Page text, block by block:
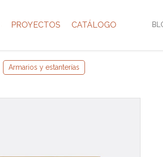
PROYECTOS CATÁLOGO
Armarios y estanterías